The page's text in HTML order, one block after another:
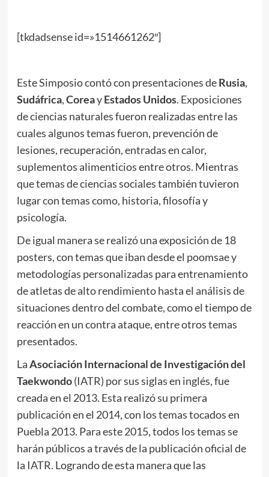
[tkdadsense id=»1514661262″]
Este Simposio contó con presentaciones deRusia,
Sudáfrica,CoreayEstados Unidos. Exposiciones
de ciencias naturales fueron realizadas entre las
cuales algunos temas fueron, prevención de
lesiones, recuperación, entradas en calor,
suplementos alimenticios entre otros. Mientras
que temas de ciencias sociales también tuvieron
lugar con temas como, historia, filosofía y
psicología.
De igual manera se realizó una exposición de 18
posters, con temas que iban desde el poomsae y
metodologías personalizadas para entrenamiento
de atletas de alto rendimiento hasta el análisis de
situaciones dentro del combate, como el tiempo de
reacción en un contra ataque, entre otros temas
presentados.
LaAsociación Internacional de Investigación del
Taekwondo(IATR) por sus siglas en inglés, fue
creada en el 2013. Esta realizó su primera
publicación en el 2014, con los temas tocados en
Puebla 2013. Para este 2015, todos los temas se
harán públicos a través de la publicación oficial de
la IATR. Logrando de esta manera que las